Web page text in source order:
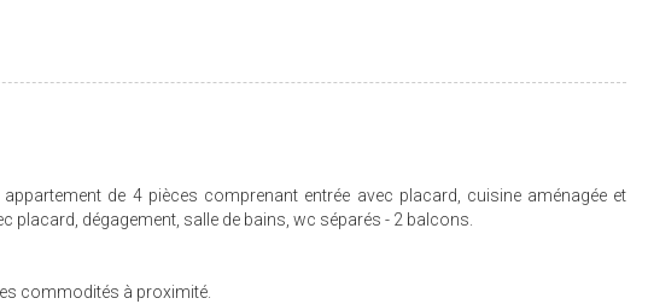
de 4 pièces comprenant entrée avec placard, cuisine aménagée et
placard, dégagement, salle de bains, wc séparés - 2 balcons.
commodités à proximité.